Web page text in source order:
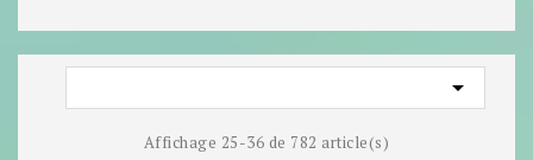

Affichage 25-36 de 782 article(s)